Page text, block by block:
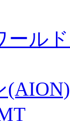
ール